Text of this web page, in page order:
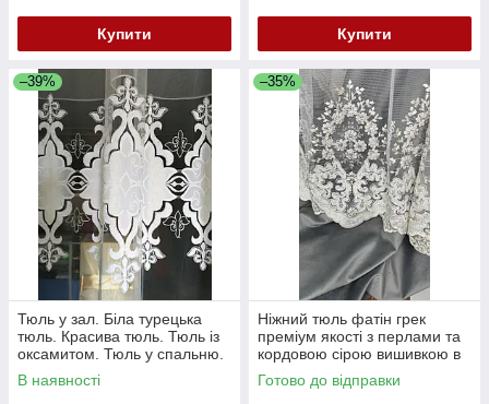
Купити Купити
–39%
Тюль у зал. Біла турецька
тюль. Красива тюль. Тюль із
оксамитом. Тюль у спальню.
Тюль у вітальню. Модний
тюль
В наявності
–35%
Ніжний тюль фатін грек
преміум якості з перлами та
кордовою сірою вишивкою в
спальню, зал або вітальню.
Останній метраж 2.7 м
Готово до відправки